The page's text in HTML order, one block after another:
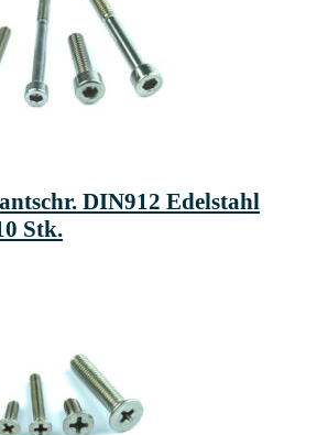
DIN912 Edelstahl
Stk.